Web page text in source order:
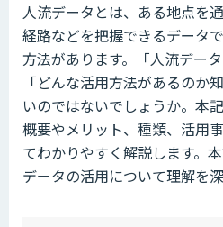
人流データとは、ある地点を
経路などを把握できるデータ
方法があります。「人流デー
「どんな活用方法があるのか
いのではないでしょうか。本
概要やメリット、種類、活用
てわかりやすく解説します。
データの活用について理解を深